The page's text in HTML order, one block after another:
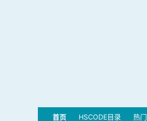
首页 HSCODE目录 热